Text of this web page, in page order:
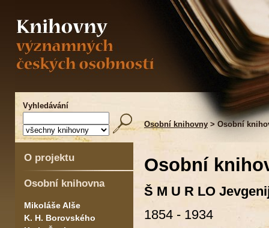
Vyhledávání
Osobní knihovny > Osobní
O projektu
Osobní knihovna
Mikoláše Alše
K. H. Borovského
Osobní
Š M U R LO
1854 - 1934